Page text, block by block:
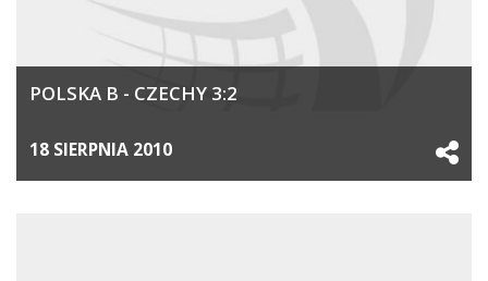
POLSKA B - CZECHY 3:2
18 SIERPNIA 2010